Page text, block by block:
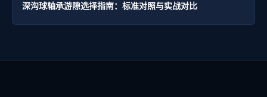
深沟球轴承游隙选择指南：标准对照与实战对比